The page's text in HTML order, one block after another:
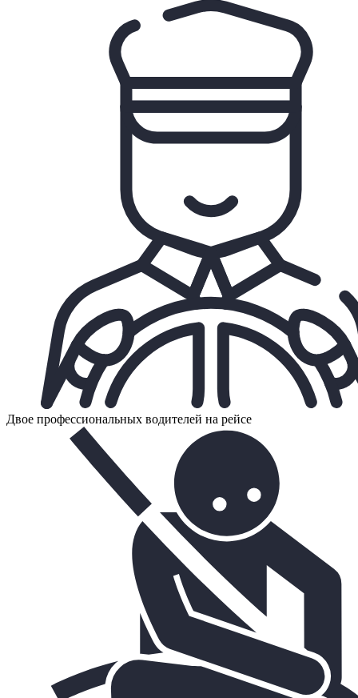
Двое профессиональных водителей на рейсе